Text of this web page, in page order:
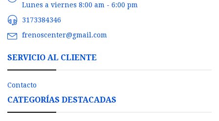
Lunes a viernes 8:00 am - 6:00 pm
3173384346
frenoscenter@gmail.com
SERVICIO AL CLIENTE
Contacto
CATEGORÍAS DESTACADAS